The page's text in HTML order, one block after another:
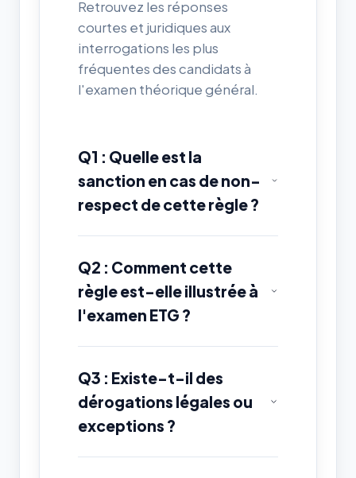
Retrouvez les réponses
courtes et juridiques aux
interrogations les plus
fréquentes des candidats à
l'examen théorique général.
Q1 : Quelle est la
sanction en cas de non-
respect de cette règle ?
Q2 : Comment cette
règle est-elle illustrée à
l'examen ETG ?
Q3 : Existe-t-il des
dérogations légales ou
exceptions ?